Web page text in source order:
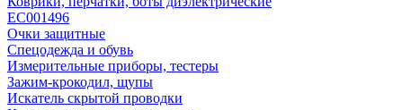
EC001496
Очки защитные
Спецодежда и обувь
Измерительные приборы, тестеры
Зажим-крокодил, щупы
Искатель скрытой проводки